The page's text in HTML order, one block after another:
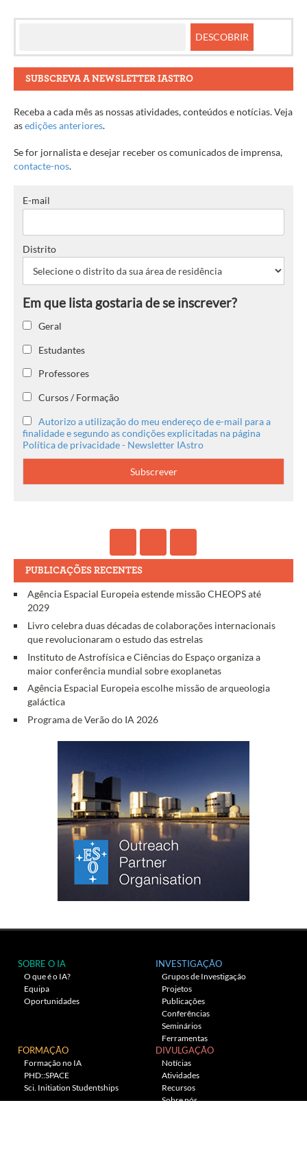
SUBSCREVA A NEWSLETTER IASTRO
Receba a cada mês as nossas atividades, conteúdos e notícias. Veja
asedições anteriores.
Se for jornalista e desejar receber os comunicados de imprensa,
contacte-nos.
E-mail
Distrito
Geral
Estudantes
Professores
Cursos / Formação
Autorizo a utilização do meu endereço de e-mail para a
finalidade e segundo as condições explicitadas na página
Política de privacidade - Newsletter IAstro
PUBLICAÇÕES RECENTES
Agência Espacial Europeia estende missão CHEOPS até
2029
Livro celebra duas décadas de colaborações internacionais
que revolucionaram o estudo das estrelas
Instituto de Astrofísica e Ciências do Espaço organiza a
maior conferência mundial sobre exoplanetas
Agência Espacial Europeia escolhe missão de arqueologia
galáctica
Programa de Verão do IA 2026
SOBRE O IA
O que é o IA?
Equipa
Oportunidades
INVESTIGAÇÃO
Grupos de Investigação
Projetos
Publicações
Conferências
Seminários
Ferramentas
FORMAÇÃO
Formação no IA
PHD::SPACE
Sci. Initiation Studentships
DIVULGAÇÃO
Notícias
Atividades
Recursos
Sobre nós